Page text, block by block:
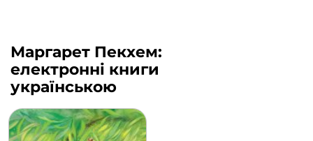
Маргарет Пекхем:
електронні книги
українською